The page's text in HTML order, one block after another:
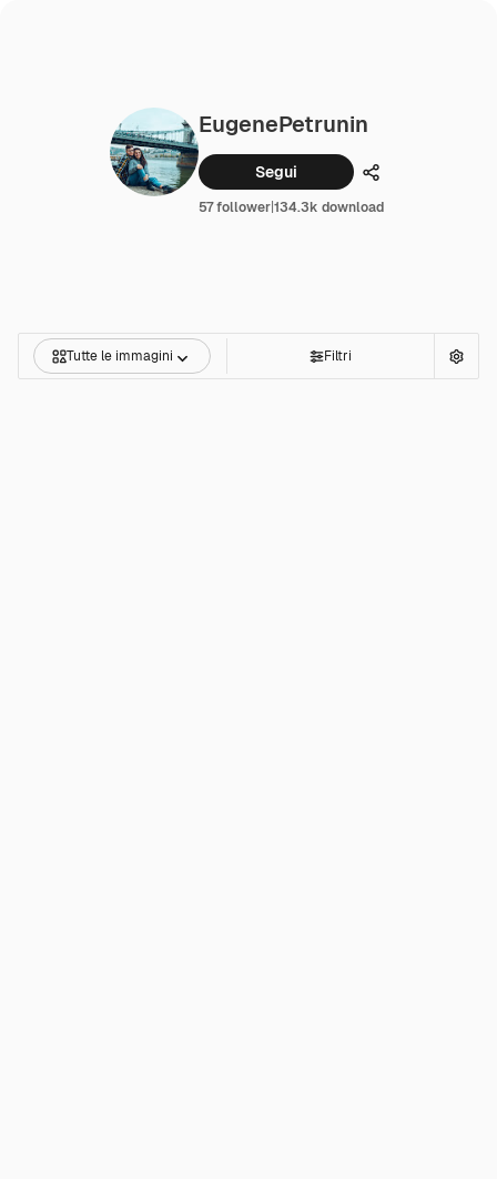
EugenePetrunin
Segui Condividi
57 follower|134.3k download
Tutte le immagini Filtri